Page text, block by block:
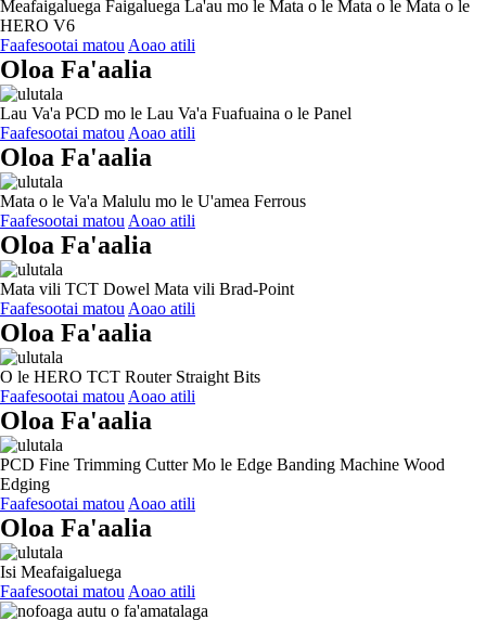
Meafaigaluega Faigaluega La'au mo le Mata o le Mata o le Mata o le
HERO V6
Faafesootai matou Aoao atili
Oloa Fa'aalia
Lau Va'a PCD mo le Lau Va'a Fuafuaina o le Panel
Faafesootai matou Aoao atili
Oloa Fa'aalia
Mata o le Va'a Malulu mo le U'amea Ferrous
Faafesootai matou Aoao atili
Oloa Fa'aalia
Mata vili TCT Dowel Mata vili Brad-Point
Faafesootai matou Aoao atili
Oloa Fa'aalia
O le HERO TCT Router Straight Bits
Faafesootai matou Aoao atili
Oloa Fa'aalia
PCD Fine Trimming Cutter Mo le Edge Banding Machine Wood
Edging
Faafesootai matou Aoao atili
Oloa Fa'aalia
Isi Meafaigaluega
Faafesootai matou Aoao atili